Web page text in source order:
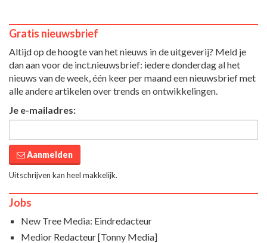
Gratis nieuwsbrief
Altijd op de hoogte van het nieuws in de uitgeverij? Meld je
dan aan voor de inct.nieuwsbrief: iedere donderdag al het
nieuws van de week, één keer per maand een nieuwsbrief met
alle andere artikelen over trends en ontwikkelingen.
Je e-mailadres:
Aanmelden
Uitschrijven kan heel makkelijk.
Jobs
New Tree Media: Eindredacteur
Medior Redacteur [Tonny Media]